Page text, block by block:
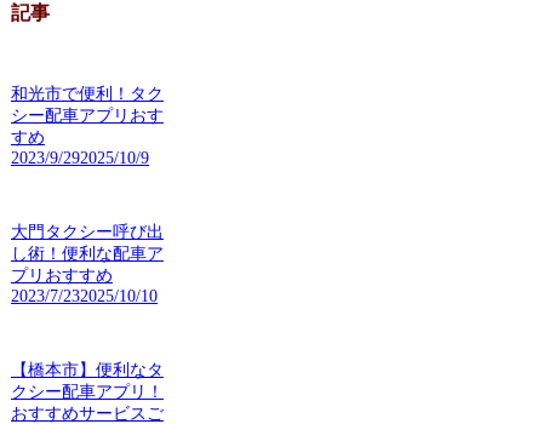
記事
和光市で便利！タク
シー配車アプリおす
すめ
2023/9/292025/10/9
大門タクシー呼び出
し術！便利な配車ア
プリおすすめ
2023/7/232025/10/10
【橋本市】便利なタ
クシー配車アプリ！
おすすめサービスご